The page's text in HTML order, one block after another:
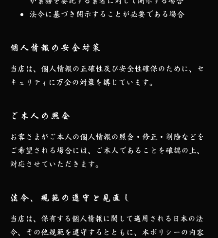
法令に基づき開示することが必要である場合
個人情報の安全対策
当店は、個人情報の正確性及び安全性確保のために、セ
キュリティに万全の対策を講じています。
ご本人の照会
お客さまがご本人の個人情報の照会・修正・削除などを
ご希望される場合には、ご本人であることを確認の上、
対応させていただきます。
法令、規範の遵守と見直し
当店は、保有する個人情報に関して適用される日本の法
令、その他規範を遵守するとともに、本ポリシーの内容